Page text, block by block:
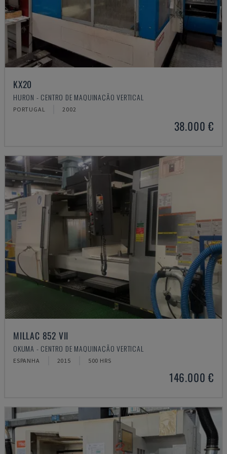
KX20
HURON - CENTRO DE MAQUINAÇÃO VERTICAL
PORTUGAL 2002
38.000 €
MILLAC 852 VII
OKUMA - CENTRO DE MAQUINAÇÃO VERTICAL
ESPANHA 2015 500 HRS
146.000 €